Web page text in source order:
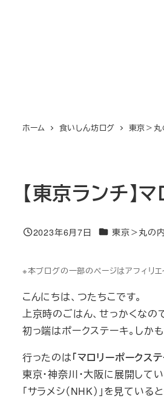
ホーム 食いしん坊ログ 東京＞丸
【東京ランチ】
投稿日
2023年6月7日 カテゴリー
東京＞丸の
※本ブログの一部のページはアフィリ
こんにちは、つたちこです。
上京時のごはん、せっかくなの
初っ端はポークステーキ。しか
行ったのは「マロリーポークス
東京・神奈川・大阪に展開して
「サラメシ（NHK）」を見てい